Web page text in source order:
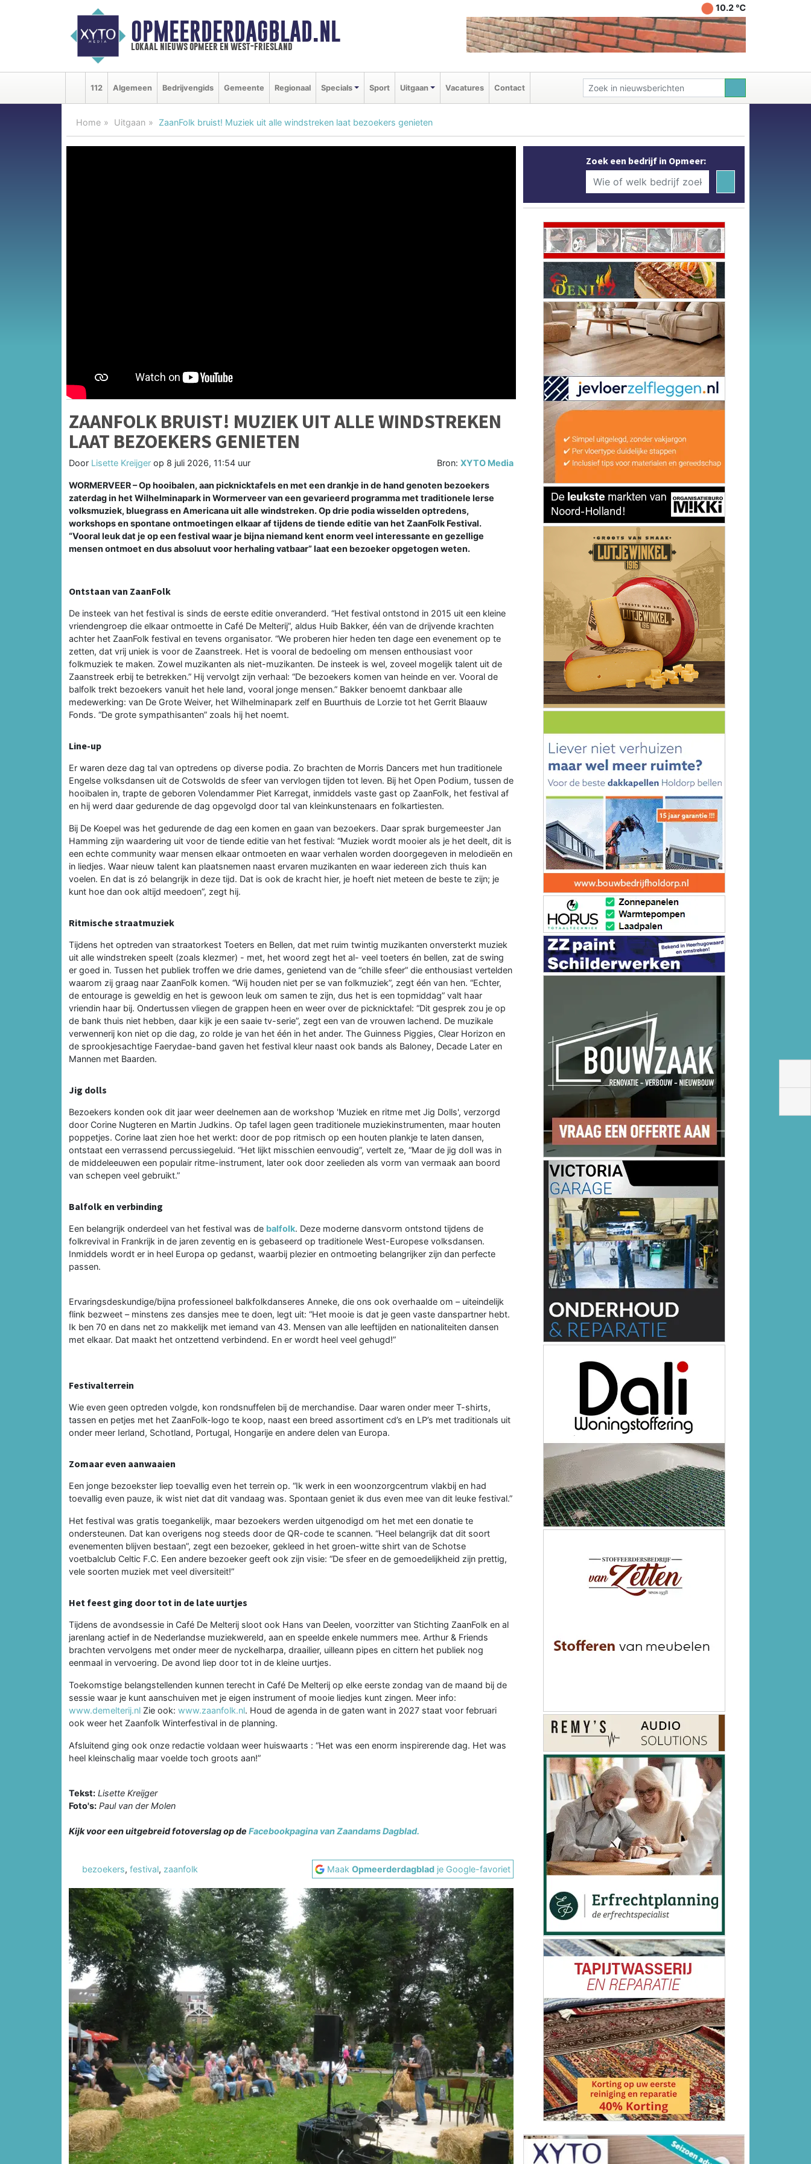
OPMEERDERDAGBLAD.NL
lokaal nieuws opmeer en west-friesland
10.2 ℃
112 Algemeen Bedrijvengids Gemeente Regionaal Specials Sport Uitgaan Vacatures Contact
Home Uitgaan ZaanFolk bruist! Muziek uit alle windstreken laat bezoekers genieten
ZAANFOLK BRUIST! MUZIEK UIT ALLE WINDSTREKEN
LAAT BEZOEKERS GENIETEN
Door Lisette Kreijger op 8 juli 2026, 11:54 uur Bron:XYTO Media
WORMERVEER – Op hooibalen, aan picknicktafels en met een drankje in de hand genoten bezoekers
zaterdag in het Wilhelminapark in Wormerveer van een gevarieerd programma met traditionele Ierse
volksmuziek, bluegrass en Americana uit alle windstreken. Op drie podia wisselden optredens,
workshops en spontane ontmoetingen elkaar af tijdens de tiende editie van het ZaanFolk Festival.
“Vooral leuk dat je op een festival waar je bijna niemand kent enorm veel interessante en gezellige
mensen ontmoet en dus absoluut voor herhaling vatbaar” laat een bezoeker opgetogen weten.
Ontstaan van ZaanFolk
De insteek van het festival is sinds de eerste editie onveranderd. “Het festival ontstond in 2015 uit een kleine
vriendengroep die elkaar ontmoette in Café De Melterij”, aldus Huib Bakker, één van de drijvende krachten
achter het ZaanFolk festival en tevens organisator. “We proberen hier heden ten dage een evenement op te
zetten, dat vrij uniek is voor de Zaanstreek. Het is vooral de bedoeling om mensen enthousiast voor
folkmuziek te maken. Zowel muzikanten als niet-muzikanten. De insteek is wel, zoveel mogelijk talent uit de
Zaanstreek erbij te betrekken.” Hij vervolgt zijn verhaal: “De bezoekers komen van heinde en ver. Vooral de
balfolk trekt bezoekers vanuit het hele land, vooral jonge mensen.” Bakker benoemt dankbaar alle
medewerking: van De Grote Weiver, het Wilhelminapark zelf en Buurthuis de Lorzie tot het Gerrit Blaauw
Fonds. “De grote sympathisanten” zoals hij het noemt.
Line-up
Er waren deze dag tal van optredens op diverse podia. Zo brachten de Morris Dancers met hun traditionele
Engelse volksdansen uit de Cotswolds de sfeer van vervlogen tijden tot leven. Bij het Open Podium, tussen de
hooibalen in, trapte de geboren Volendammer Piet Karregat, inmiddels vaste gast op ZaanFolk, het festival af
en hij werd daar gedurende de dag opgevolgd door tal van kleinkunstenaars en folkartiesten.
Bij De Koepel was het gedurende de dag een komen en gaan van bezoekers. Daar sprak burgemeester Jan
Hamming zijn waardering uit voor de tiende editie van het festival: “Muziek wordt mooier als je het deelt, dit is
een echte community waar mensen elkaar ontmoeten en waar verhalen worden doorgegeven in melodieën en
in liedjes. Waar nieuw talent kan plaatsnemen naast ervaren muzikanten en waar iedereen zich thuis kan
voelen. En dat is zó belangrijk in deze tijd. Dat is ook de kracht hier, je hoeft niet meteen de beste te zijn; je
kunt hoe dan ook altijd meedoen”, zegt hij.
Ritmische straatmuziek
Tijdens het optreden van straatorkest Toeters en Bellen, dat met ruim twintig muzikanten onversterkt muziek
uit alle windstreken speelt (zoals klezmer) - met, het woord zegt het al- veel toeters én bellen, zat de swing
er goed in. Tussen het publiek troffen we drie dames, genietend van de “chille sfeer” die enthousiast vertelden
waarom zij graag naar ZaanFolk komen. “Wij houden niet per se van folkmuziek”, zegt één van hen. “Echter,
de entourage is geweldig en het is gewoon leuk om samen te zijn, dus het is een topmiddag” valt haar
vriendin haar bij. Ondertussen vliegen de grappen heen en weer over de picknicktafel: “Dit gesprek zou je op
de bank thuis niet hebben, daar kijk je een saaie tv-serie”, zegt een van de vrouwen lachend. De muzikale
verwennerij kon niet op die dag, zo rolde je van het één in het ander. The Guinness Piggies, Clear Horizon en
de sprookjesachtige Faerydae-band gaven het festival kleur naast ook bands als Baloney, Decade Later en
Mannen met Baarden.
Jig dolls
Bezoekers konden ook dit jaar weer deelnemen aan de workshop 'Muziek en ritme met Jig Dolls', verzorgd
door Corine Nugteren en Martin Judkins. Op tafel lagen geen traditionele muziekinstrumenten, maar houten
poppetjes. Corine laat zien hoe het werkt: door de pop ritmisch op een houten plankje te laten dansen,
ontstaat een verrassend percussiegeluid. “Het lijkt misschien eenvoudig”, vertelt ze, “Maar de jig doll was in
de middeleeuwen een populair ritme-instrument, later ook door zeelieden als vorm van vermaak aan boord
van schepen veel gebruikt.”
Balfolk en verbinding
Een belangrijk onderdeel van het festival was de balfolk. Deze moderne dansvorm ontstond tijdens de
folkrevival in Frankrijk in de jaren zeventig en is gebaseerd op traditionele West-Europese volksdansen.
Inmiddels wordt er in heel Europa op gedanst, waarbij plezier en ontmoeting belangrijker zijn dan perfecte
passen.
Ervaringsdeskundige/bijna professioneel balkfolkdanseres Anneke, die ons ook overhaalde om – uiteindelijk
flink bezweet – minstens zes dansjes mee te doen, legt uit: “Het mooie is dat je geen vaste danspartner hebt.
Ik ben 70 en dans net zo makkelijk met iemand van 43. Mensen van alle leeftijden en nationaliteiten dansen
met elkaar. Dat maakt het ontzettend verbindend. En er wordt heel veel gehugd!”
Festivalterrein
Wie even geen optreden volgde, kon rondsnuffelen bij de merchandise. Daar waren onder meer T-shirts,
tassen en petjes met het ZaanFolk-logo te koop, naast een breed assortiment cd’s en LP’s met traditionals uit
onder meer Ierland, Schotland, Portugal, Hongarije en andere delen van Europa.
Zomaar even aanwaaien
Een jonge bezoekster liep toevallig even het terrein op. “Ik werk in een woonzorgcentrum vlakbij en had
toevallig even pauze, ik wist niet dat dit vandaag was. Spontaan geniet ik dus even mee van dit leuke festival.”
Het festival was gratis toegankelijk, maar bezoekers werden uitgenodigd om het met een donatie te
ondersteunen. Dat kan overigens nog steeds door de QR-code te scannen. “Heel belangrijk dat dit soort
evenementen blijven bestaan”, zegt een bezoeker, gekleed in het groen-witte shirt van de Schotse
voetbalclub Celtic F.C. Een andere bezoeker geeft ook zijn visie: “De sfeer en de gemoedelijkheid zijn prettig,
vele soorten muziek met veel diversiteit!”
Het feest ging door tot in de late uurtjes
Tijdens de avondsessie in Café De Melterij sloot ook Hans van Deelen, voorzitter van Stichting ZaanFolk en al
jarenlang actief in de Nederlandse muziekwereld, aan en speelde enkele nummers mee. Arthur & Friends
brachten vervolgens met onder meer de nyckelharpa, draailier, uilleann pipes en cittern het publiek nog
eenmaal in vervoering. De avond liep door tot in de kleine uurtjes.
Toekomstige belangstellenden kunnen terecht in Café De Melterij op elke eerste zondag van de maand bij de
sessie waar je kunt aanschuiven met je eigen instrument of mooie liedjes kunt zingen. Meer info:
www.demelterij.nl Zie ook: www.zaanfolk.nl. Houd de agenda in de gaten want in 2027 staat voor februari
ook weer het Zaanfolk Winterfestival in de planning.
Afsluitend ging ook onze redactie voldaan weer huiswaarts : “Het was een enorm inspirerende dag. Het was
heel kleinschalig maar voelde toch groots aan!”
Tekst: Lisette Kreijger
Foto's: Paul van der Molen
Kijk voor een uitgebreid fotoverslag op de Facebookpagina van Zaandams Dagblad.
bezoekers, festival, zaanfolk MaakOpmeerderdagblad je Google-favoriet
Zoek een bedrijf in Opmeer: